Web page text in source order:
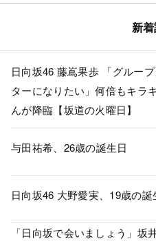
新
日向坂46 藤嶌果歩 「グルー
ターになりたい」何倍もキラ
んが降臨【坂道の火曜日】
与田祐希、26歳の誕生日
日向坂46 大野愛実、19歳の誕
「日向坂で会いましょう」坂